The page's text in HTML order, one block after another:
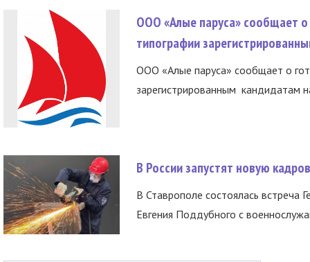
ООО «Алые паруса» сообщает о
типографии
ООО «Алые паруса» сообщает о
зарегистрированным кандидатам
В России запустят новую
В Ставрополе состоялась встреча
Евгения Поддубного с